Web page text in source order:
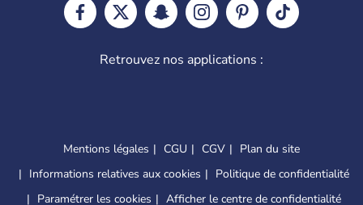
Retrouvez nos applications :
Mentions légales CGU CGV
Plan du site
Informations relatives aux cookies
Politique de confidentialité
Paramétrer les cookies
Afficher le centre de confidentialité